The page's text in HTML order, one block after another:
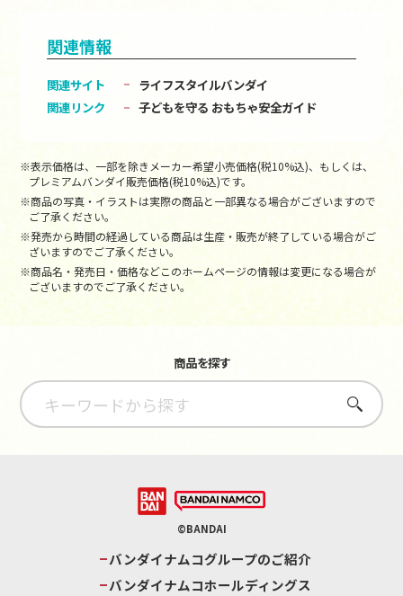
関連情報
関連サイト
ライフスタイルバンダイ
関連リンク
子どもを守る おもちゃ安全ガイド
※表示価格は、一部を除きメーカー希望小売価格(税10%込)、もしくは、
プレミアムバンダイ販売価格(税10%込)です。
※商品の写真・イラストは実際の商品と一部異なる場合がございますので
ご了承ください。
※発売から時間の経過している商品は生産・販売が終了している場合がご
ざいますのでご了承ください。
※商品名・発売日・価格などこのホームページの情報は変更になる場合が
ございますのでご了承ください。
商品を探す
さがす
©BANDAI
バンダイナムコグループのご紹介
バンダイナムコホールディングス